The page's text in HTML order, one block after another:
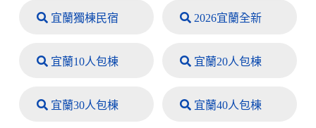
宜蘭獨棟民宿 2026宜蘭全新
宜蘭10人包棟 宜蘭20人包棟
宜蘭30人包棟 宜蘭40人包棟